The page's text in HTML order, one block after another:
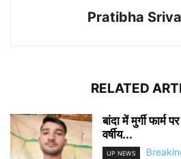
Pratibha
RELATED
बांदा में मुर्गी
वर्षीय...
UP NEWS